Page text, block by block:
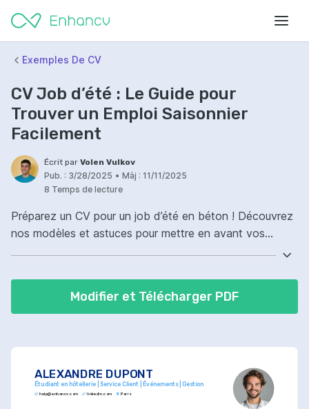
Exemples De CV
CV Job d’été : Le Guide pour
Trouver un Emploi Saisonnier
Facilement
Écrit par Volen Vulkov
Pub. : 3/28/2025 • Màj : 11/11/2025
8 Temps de lecture
Préparez un CV pour un job d’été en béton ! Découvrez
nos modèles et astuces pour mettre en avant vos
Modifier et Télécharger PDF
ALEXANDRE DUPONT
Étudiant en hôtellerie | Service Client | Événements | Gestion
help@enhancv.com linkedin.com Paris